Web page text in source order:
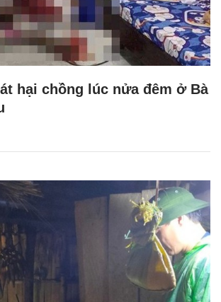
hại chồng lúc nửa đêm ở Bà